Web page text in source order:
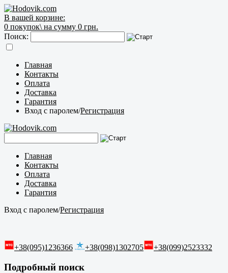
В вашей корзине:
0 покупок\ на сумму 0 грн.
Поиск:
Главная
Контакты
Оплата
Доставка
Гарантия
Вход с паролем/Регистрация
Главная
Контакты
Оплата
Доставка
Гарантия
Вход с паролем/Регистрация
+38(095)1236366 +38(098)1302705 +38(099)2523332
Подробный поиск